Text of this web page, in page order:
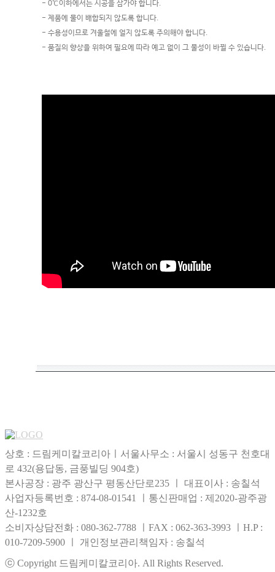
- 0℃이하에서는 시공을 삼가야 합니다.
- 제품에 물이 배합되지 않도록 합니다.
- 수용성이므로 겨울철에 얼지 않도록 주의해야 합니다.
- 품질의 향상을 위하여 필요에 따라 예고 없이 그 물성이 바뀔 수 있습니다.
상호 : 드림케미칼코리아ㅣ서울사무소 : 서울시 성동구 천호대
로 432(용답동, 금풍빌딩 904호)
본사공장 : 광주 광산구 평동산단로235 ㅣ 대표이사 : 송칠석
사업자등록번호 : 874-08-01541 ㅣ통신판매업 : 제2020-광주광
산-1232호
소비자상담전화 : 080-362-7788 ㅣFAX : 062-363-3993 ㅣH.P :
010-7209-5900 ㅣ 개인정보관리책임자 : 송칠석
ⓒ Copyright 드림케미칼코리아. All Rights Reserved.